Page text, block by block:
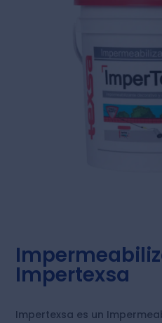
Impertexsa
Impertexsa es un